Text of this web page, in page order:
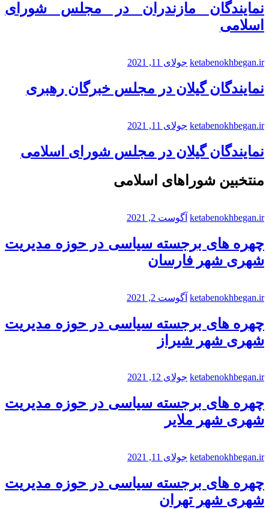
نمایندگان مازندران در مجلس شورای
اسلامی
ketabenokhbegan.ir جولای 11, 2021
نمایندگان گیلان در مجلس خبرگان رهبری
ketabenokhbegan.ir جولای 11, 2021
نمایندگان گیلان در مجلس شورای اسلامی
منتخبین شوراهای اسلامی
ketabenokhbegan.ir آگوست 2, 2021
چهره های برجسته سیاسی در حوزه مدیریت
شهری شهر فارسان
ketabenokhbegan.ir آگوست 2, 2021
چهره های برجسته سیاسی در حوزه مدیریت
شهری شهر شیراز
ketabenokhbegan.ir جولای 12, 2021
چهره های برجسته سیاسی در حوزه مدیریت
شهری شهر ملایر
ketabenokhbegan.ir جولای 11, 2021
چهره های برجسته سیاسی در حوزه مدیریت
شهری شهر تهران